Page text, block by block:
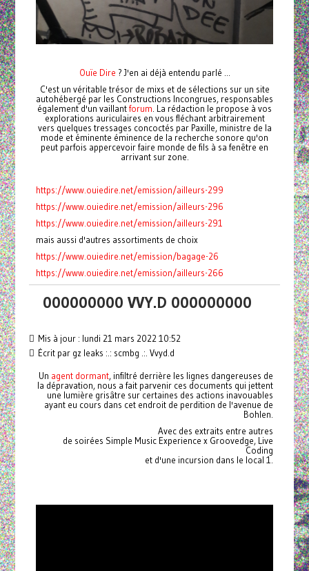
Ouïe Dire ? J'en ai déjà entendu parlé ...
C'est un véritable trésor de mixs et de sélections sur un site
autohébergé par les Constructions Incongrues, responsables
également d'un vaillantforum. La rédaction le propose à vos
explorations auriculaires en vous fléchant arbitrairement
vers quelques tressages concoctés par Paxille, ministre de la
mode et éminente éminence de la recherche sonore qu'on
peut parfois appercevoir faire monde de fils à sa fenêtre en
arrivant sur zone.
https://www.ouiedire.net/emission/ailleurs-299
https://www.ouiedire.net/emission/ailleurs-296
https://www.ouiedire.net/emission/ailleurs-291
mais aussi d'autres assortiments de choix
https://www.ouiedire.net/emission/bagage-26
https://www.ouiedire.net/emission/ailleurs-266
000000000 VVY.D 000000000
Mis à jour : lundi 21 mars 2022 10:52
Écrit par gz leaks :.: scmbg .:. Vvyd.d
Un agent dormant, infiltré derrière les lignes dangereuses de
la dépravation, nous a fait parvenir ces documents qui jettent
une lumière grisâtre sur certaines des actions inavouables
ayant eu cours dans cet endroit de perdition de l'avenue de
Bohlen.
Avec des extraits entre autres
de soirées Simple Music Experience x Groovedge, Live
Coding
et d'une incursion dans le local 1.